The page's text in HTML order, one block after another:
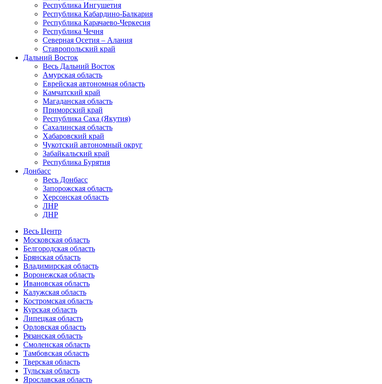
Республика Ингушетия
Республика Кабардино-Балкария
Республика Карачаево-Черкесия
Республика Чечня
Северная Осетия – Алания
Ставропольский край
Дальний Восток
Весь Дальний Восток
Амурская область
Еврейская автономная область
Камчатский край
Магаданская область
Приморский край
Республика Саха (Якутия)
Сахалинская область
Хабаровский край
Чукотский автономный округ
Забайкальский край
Республика Бурятия
Донбасс
Весь Донбасс
Запорожская область
Херсонская область
ЛНР
ДНР
Весь Центр
Московская область
Белгородская область
Брянская область
Владимирская область
Воронежская область
Ивановская область
Калужская область
Костромская область
Курская область
Липецкая область
Орловская область
Рязанская область
Смоленская область
Тамбовская область
Тверская область
Тульская область
Ярославская область